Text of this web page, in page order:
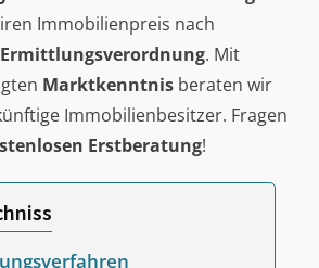
Immobilienpreis nach
. Mit
Marktkenntnis beraten wir
Immobilienbesitzer. Fragen
Erstberatung!